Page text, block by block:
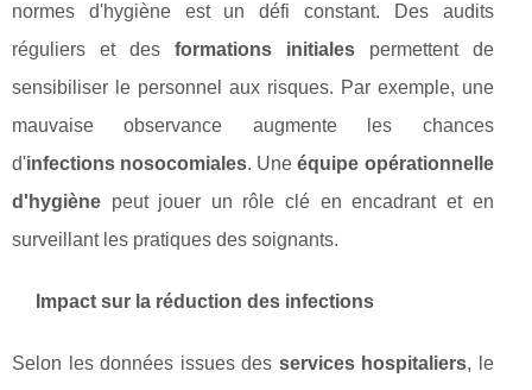
normes d'hygiène est un défi constant. Des audits
réguliers et des formations initialespermettent de
sensibiliser le personnel aux risques. Par exemple, une
mauvaise observance augmente les chances
d'infections nosocomiales. Uneéquipe opérationnelle
d'hygiène peut jouer un rôle clé en encadrant et en
surveillant les pratiques des soignants.
Impact sur la réduction des infections
Selon les données issues des services hospitaliers, le